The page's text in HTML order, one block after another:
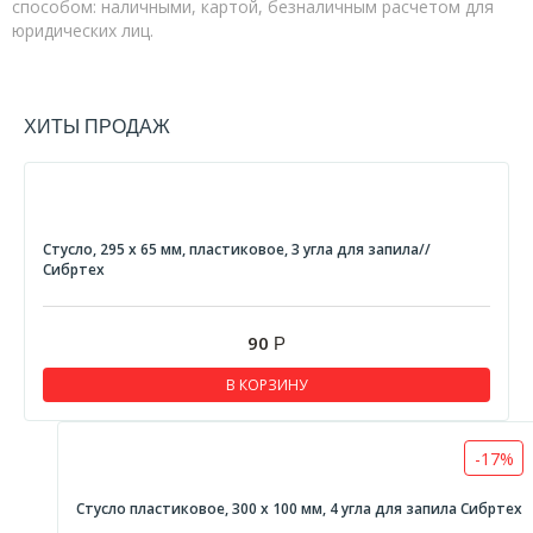
Диски и круги шлифовальные с липучкой
Полотна для сабельной пилы
Борфрезы
Насадки для многофункционального инструмента (МФИ)
Воротки для метчиков
Ножи и лезвия
Пилы кольцевые по дереву
способом: наличными, картой, безналичным расчетом для
юридических лиц.
ХИТЫ ПРОДАЖ
Стусло, 295 х 65 мм, пластиковое, 3 угла для запила//
Сибртех
90 Р
В КОРЗИНУ
-17%
Стусло пластиковое, 300 х 100 мм, 4 угла для запила Сибртех